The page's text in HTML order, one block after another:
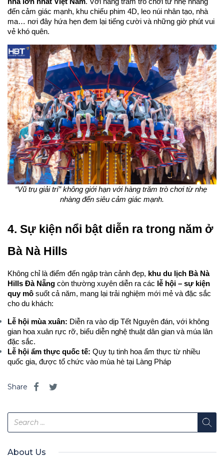
nhà lớn nhất Việt Nam. Với hàng trăm trò chơi từ nhẹ nhàng
đến cảm giác mạnh, khu chiếu phim 4D, leo núi nhân tạo, nhà
ma… nơi đây hứa hẹn đem lại tiếng cười và những giờ phút vui
vẻ khó quên.
“Vũ trụ giải trí” không giới hạn với hàng trăm trò chơi từ nhẹ
nhàng đến siêu cảm giác mạnh.
4. Sự kiện nổi bật diễn ra trong năm ở
Bà Nà Hills
Không chỉ là điểm đến ngập tràn cảnh đẹp, khu du lịch Bà Nà
Hills Đà Nẵng còn thường xuyên diễn ra các lễ hội – sự kiện
quy mô suốt cả năm, mang lại trải nghiệm mới mẻ và đặc sắc
cho du khách:
Lễ hội mùa xuân: Diễn ra vào dịp Tết Nguyên đán, với không
gian hoa xuân rực rỡ, biểu diễn nghệ thuật dân gian và múa lân
đặc sắc.
Lễ hội ẩm thực quốc tế: Quy tụ tinh hoa ẩm thực từ nhiều
quốc gia, được tổ chức vào mùa hè tại Làng Pháp
Share
About Us